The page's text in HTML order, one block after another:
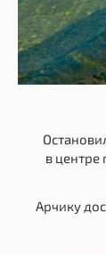
в
Арчику